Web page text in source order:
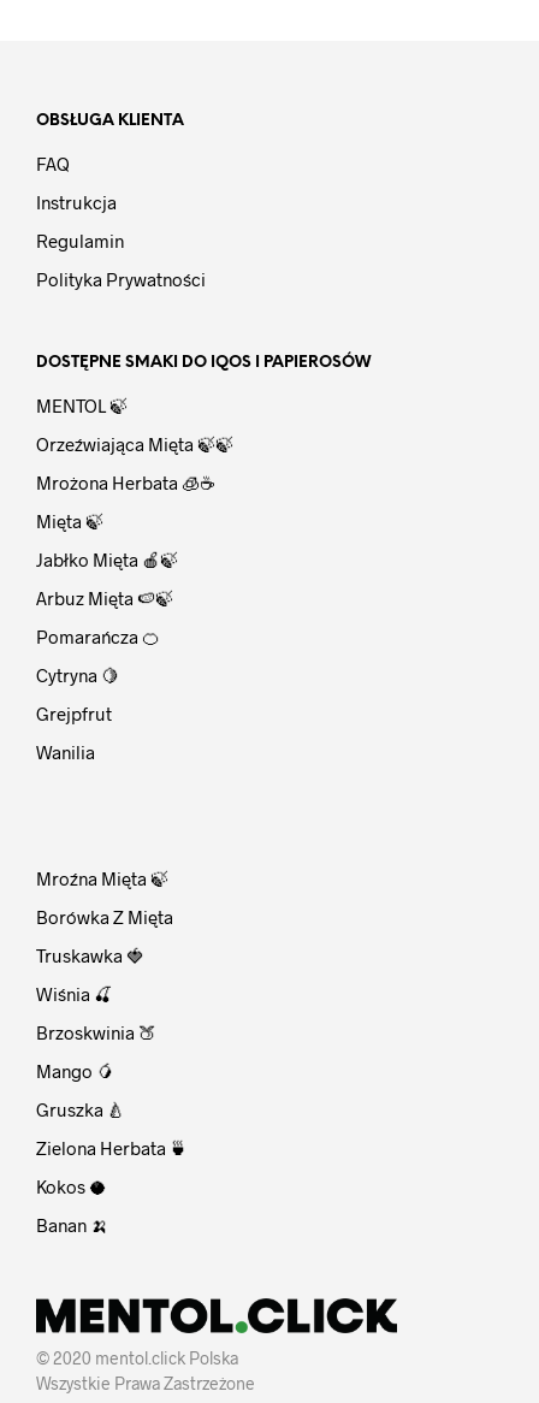
OBSŁUGA KLIENTA
FAQ
Instrukcja
Regulamin
Polityka Prywatności
DOSTĘPNE SMAKI DO IQOS I PAPIEROSÓW
MENTOL 🍃
Orzeźwiająca Mięta 🍃🍃
Mrożona Herbata 🧊☕
Mięta 🍃
Jabłko Mięta 🍎🍃
Arbuz Mięta 🍉🍃
Pomarańcza 🍊
Cytryna 🍋
Grejpfrut
Wanilia
Mroźna Mięta 🍃
Borówka Z Mięta
Truskawka 🍓
Wiśnia 🍒
Brzoskwinia 🍑
Mango 🥭
Gruszka 🍐
Zielona Herbata 🍵
Kokos 🥥
Banan 🍌
© 2020 mentol.click Polska
Wszystkie Prawa Zastrzeżone